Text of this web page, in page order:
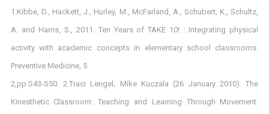
1.Kibbe, D., Hackett, J., Hurley, M., McFarland, A., Schubert, K., Schultz,
A. and Harris, S., 2011. Ten Years of TAKE 10! : Integrating physical
activity with academic concepts in elementary school classrooms.
Preventive Medicine, 5
2,pp.S43-S50. 2.Traci Lengel; Mike Kuczala (26 January 2010). The
Kinesthetic Classroom: Teaching and Learning Through Movement.